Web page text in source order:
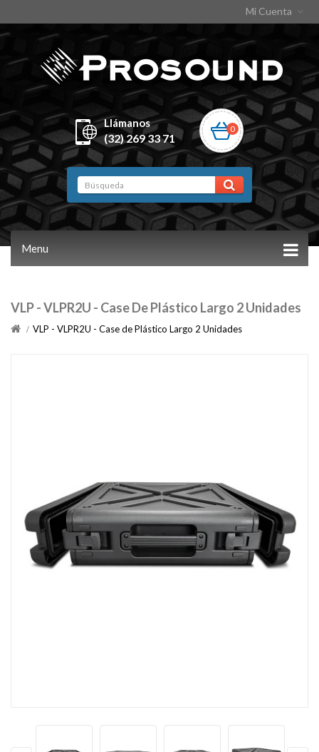
Mi Cuenta
Llámanos
(32) 269 33 71
0
Menu
VLP - VLPR2U - Case De Plástico Largo 2 Unidades
VLP - VLPR2U - Case de Plástico Largo 2 Unidades